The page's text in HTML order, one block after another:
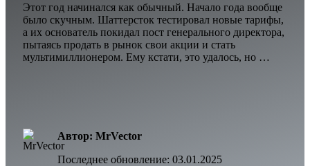
Этот год начинался как обычный. Начало года вообще
было скучным. Шаттерсток тестировал новые тарифы,
а их основатель покидал пост генерального директора,
пытаясь продать в рынок свои акции и стать
мультимиллионером. Ему кстати, это удалось, но …
Автор: MrVector
Последнее обновление: 03.01.2025